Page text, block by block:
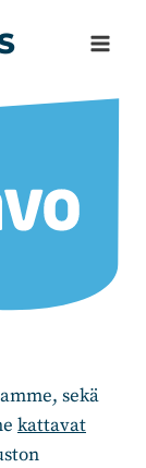
sekä
kattavat